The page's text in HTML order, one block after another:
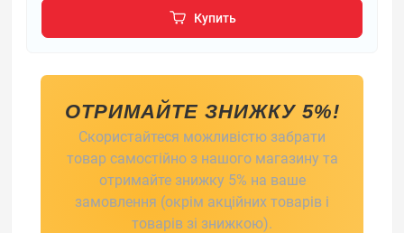
Купить
ОТРИМАЙТЕ ЗНИЖКУ 5%!
Скористайтеся можливістю забрати
товар самостійно з нашого магазину та
отримайте знижку 5% на ваше
замовлення (окрім акційних товарів і
товарів зі знижкою).